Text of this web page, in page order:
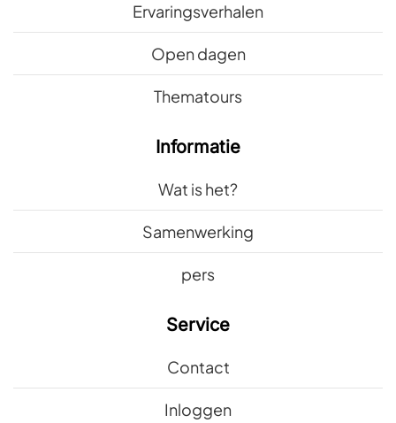
Ervaringsverhalen
Open dagen
Thematours
Informatie
Wat is het?
Samenwerking
pers
Service
Contact
Inloggen